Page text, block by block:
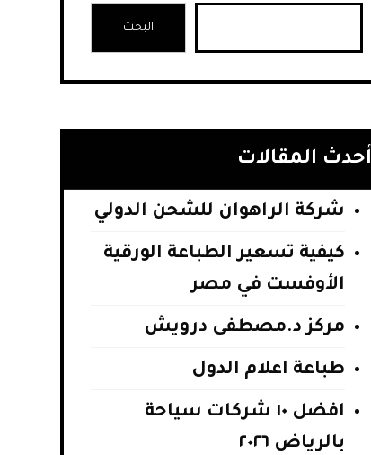
البحث
أحدث المقالات
شركة الراهوان للشحن الدولي
كيفية تسعير الطباعة الورقية
الأوفست في مصر
مركز د.مصطفى درويش
طباعة اعلام الدول
افضل ١٠ شركات سياحة
بالرياض ٢٠٢٦